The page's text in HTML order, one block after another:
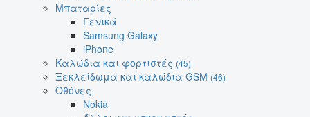
Μπαταρίες
Γενικά
Samsung Galaxy
iPhone
Καλώδια και φορτιστές (45)
Ξεκλείδωμα και καλώδια GSM (46)
Οθόνες
Nokia